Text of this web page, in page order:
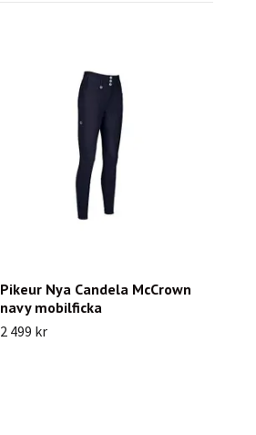
Pikeur Nya Candela McCrown
navy mobilficka
2 499 kr